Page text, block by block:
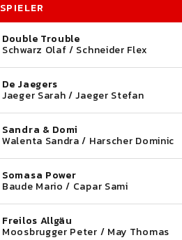
SPIELER
Double Trouble
Schwarz Olaf / Schneider Flex
De Jaegers
Jaeger Sarah / Jaeger Stefan
Sandra & Domi
Walenta Sandra / Harscher Dominic
Somasa Power
Baude Mario / Capar Sami
Freilos Allgäu
Moosbrugger Peter / May Thomas